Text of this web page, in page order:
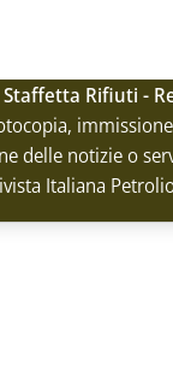
Staffetta Rifiuti -
delle notizie o
Italiana